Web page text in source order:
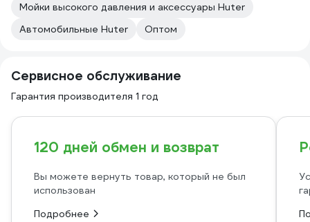
Мойки высокого давления и аксессуары Huter
Автомобильные Huter
Оптом
Сервисное обслуживание
Гарантия производителя 1 год
120 дней обмен и возврат
Вы можете вернуть товар, который не был
использован
Подробнее